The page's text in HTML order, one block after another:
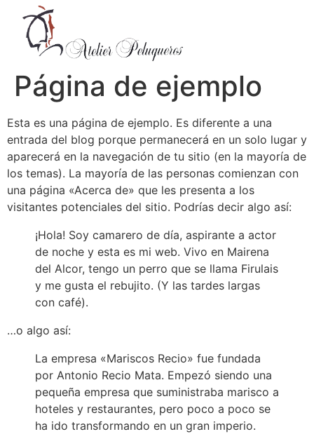
Página de ejemplo
Esta es una página de ejemplo. Es diferente a una
entrada del blog porque permanecerá en un solo lugar y
aparecerá en la navegación de tu sitio (en la mayoría de
los temas). La mayoría de las personas comienzan con
una página «Acerca de» que les presenta a los
visitantes potenciales del sitio. Podrías decir algo así:
¡Hola! Soy camarero de día, aspirante a actor
de noche y esta es mi web. Vivo en Mairena
del Alcor, tengo un perro que se llama Firulais
y me gusta el rebujito. (Y las tardes largas
con café).
…o algo así:
La empresa «Mariscos Recio» fue fundada
por Antonio Recio Mata. Empezó siendo una
pequeña empresa que suministraba marisco a
hoteles y restaurantes, pero poco a poco se
ha ido transformando en un gran imperio.